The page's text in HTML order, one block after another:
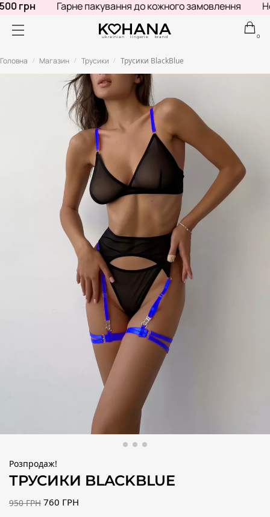
грн Гарне пакування до кожного замовлення
ukrainian lingerie brand 0
Головна / Магазин / Трусики / Трусики BlackBlue
Розпродаж!
ТРУСИКИ BLACKBLUE
950ГРН 760 ГРН